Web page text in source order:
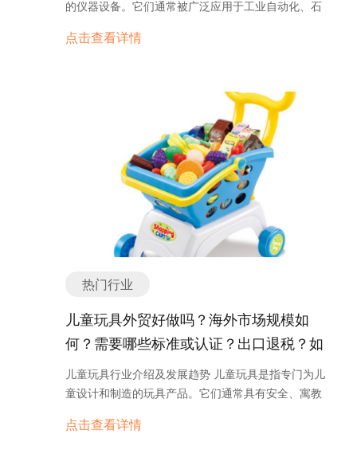
有很大的潜力。 首先，化妆品是一种具有广泛适用性
的产品。不论是男性还是女性，无论年龄大小，人们
都有使用化妆品的需求。这使得化妆品的市场需求非
来越高。许多国家和地区对化妆品的质量和安全标准
有着严格的要求，这为那些能够提供高质量产品的企
业带来了机会。如果你能够确保你的产品符合相关标
准，并且能够提供可靠的质量保证，那么你的化妆品
出口业务将会有很大的发展空间。 此外，跨境电商的
兴起也为化妆品行业带来了机遇。通过建立自己的电
商平台或者合作跨境电商平台，你可以将产品直接销
售给海外消费者，节省了中间环节的成本，并且能够
更好地满足消费者的个性化需求。 然而，化妆品出口
也面临着一些挑战。首先是市场竞争激烈。全球各地
都有许多化妆品品牌，竞争非常激烈。要在市场中脱
颖而出，你需要有独特的产品定位和市场推广策略。
其次，不同国家和地区的法规和标准各不相同，这给
化妆品出口带来了一定的难度。你需要了解目标市场
的法规要求，并确保你的产品能够符合这些要求。这
需要你具备一定的法规知识和资源。 综上所述，化妆
要想在这个市场中获得成功，你需要有独特的产品定
等治疗。常见的美容激光仪器包括激光美容仪、激光
脱毛仪等。 5. 美容冷冻仪器：这类仪器主要利用冷
仪等。 6. 美容光疗仪器：这类仪器主要利用不同波
长的光线，对皮肤进行治疗，如祛斑、祛痘、美白
等。常见的美容光疗仪器包括光疗仪、光子嫩肤仪
等。 7. 美容微电流仪器：这类仪器主要利用微电流
刺激皮肤，提升肌肤紧致度，改善皱纹等问题。常见
的美容微电流仪器包括微电流仪、电动美容仪等。 以
上是美容仪器的主要分类或种类，每种仪器都有其专
门的功能和使用方法，消费者可以根据自身需求选择
适合自己的美容仪器。 如有任何问题，欢迎微信联系
我们。 美容仪器外贸形势 美容仪器外贸形势近年来
一直保持良好态势。随着人们对美容和护肤意识的提
这种趋势在国际市场上也得到了体现，因此美容仪器
的出口市场非常广阔。 美容仪器的出口形势可谓是前
费者对于美容仪器的需求不断增加。尤其是一些发达
国家，如美国、日本、韩国等，其市场规模巨大，对
美容仪器的需求量也非常大。其次，随着中国制造业
的发展和技术的进步，国内美容仪器的质量和技术水
市场竞争力。 总的来说，照明电器配件行业在LED照
剧，照明电器配件行业将会继续迎来新的发展机遇和
挑战。 照明电器配件产品主要分类或种类有哪些？
照明电器配件的产品主要分类或种类有以下几类： 1.
灯泡配件：包括灯泡座、灯泡套管、灯泡卡扣等，用
于固定和连接灯泡。 2. 灯头配件：包括灯头、灯头
座、灯头转接器等，用于连接灯泡和电源。 3. 电源
配件：包括电源线、电源插头、电源转接器等，用于
提供电源供应和连接电器设备。 4. 开关配件：包括
开关、开关面板、开关插座等，用于控制照明电器的
灯罩夹等，用于保护灯泡和散发光线。 6. 灯座配
和连接灯具。 7. 灯杯配件：包括灯杯、灯杯保护
罩、灯杯夹等，用于安装和固定灯具。 8. 灯带配
用于连接和固定灯带。 9. 光源配件：包括光源支
架、光源转接器、光源散热器等，用于固定和散热光
源。 10. 其他配件：包括灯线、灯管、灯丝、灯座
的仪器设备。它们通常被广泛应用于工业自动化、石
验仪器的主要功能是测量和校准温度和压力传感器、
靠性。 随着工业自动化和智能化水平的提高，温度压
力校验仪器的需求不断增长。在许多行业中，精确的
温度和压力测量对于生产过程的控制和优化至关重
要。因此，对于高精度和可靠性的温度压力校验仪器
的需求也在不断增加。 另外，随着环境保护和安全意
识的提高，对于工业设备和系统的监测和控制要求也
越来越高。温度压力校验仪器可以提供实时的温度和
压力数据，帮助企业及时发现问题并采取相应的措
施，从而降低事故风险和生产成本。 未来，温度压力
业自动化和智能化的推进，对于高精度、高可靠性的
温度压力校验仪器的需求将持续增长。同时，随着新
能源、新材料等行业的兴起，对于温度压力校验仪器
的需求也将不断增加。 为了满足市场需求，温度压力
校验仪器制造商将不断提升产品的技术水平和性能指
标。例如，引入更先进的传感器技术、提高测量精度
时，温度压力校验仪器的体积和重量也将不断减小，
点击查看详情
热门行业
儿童玩具外贸好做吗？海外市场规模如
何？需要哪些标准或认证？出口退税？如
何找分销商或客户？
儿童玩具行业介绍及发展趋势 儿童玩具是指专门为儿
童设计和制造的玩具产品。它们通常具有安全、寓教
业是一个庞大而多元化的市场，包括了各种各样的玩
点击查看详情